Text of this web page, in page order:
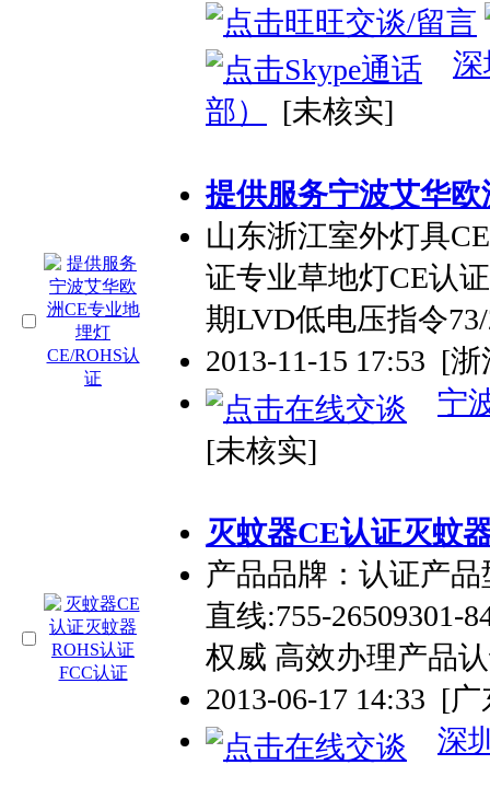
深
部）
[未核实]
提供服务宁波艾华
山东浙江室外灯具
证专业草地灯CE认
期LVD低电压指令
2013-11-15 17:53 [浙
宁
[未核实]
灭蚊器CE认证灭蚊
产品品牌：认证产品
直线:755-26509301-
权威 高效办理产品
2013-06-17 14:33 [广
深